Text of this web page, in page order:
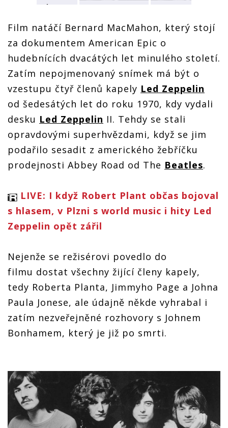
K padesáti
Zeppelin
dokument.
Natáčení se
účastní Robert
Plant, Jimmy
Page i John
Paul Jones
Zeppelin
dokument.
Natáčení se
účastní Robert
Plant, Jimmy
Page i John
Paul Jones
Zeppelin
dokument.
Natáčení se
Plant, Jimmy
Paul Jones
Film natáčí Bernard MacMahon, který stojí
za dokumentem American Epic o
hudebnících dvacátých let minulého století.
Zatím nepojmenovaný snímek má být o
vzestupu čtyř členů kapely Led Zeppelin
od šedesátých let do roku 1970, kdy vydali
desku Led Zeppelin II. Tehdy se stali
opravdovými superhvězdami, když se jim
podařilo sesadit z amerického žebříčku
prodejnosti Abbey Road od The Beatles.
LIVE: I když Robert Plant občas bojoval
s hlasem, v Plzni s world music i hity Led
Zeppelin opět zářil
Nejenže se režisérovi povedlo do
filmu dostat všechny žijící členy kapely,
tedy Roberta Planta, Jimmyho Page a Johna
Paula Jonese, ale údajně někde vyhrabal i
zatím nezveřejněné rozhovory s Johnem
Bonhamem, který je již po smrti.